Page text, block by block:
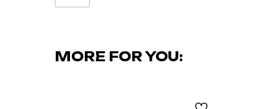
MORE FOR YOU: